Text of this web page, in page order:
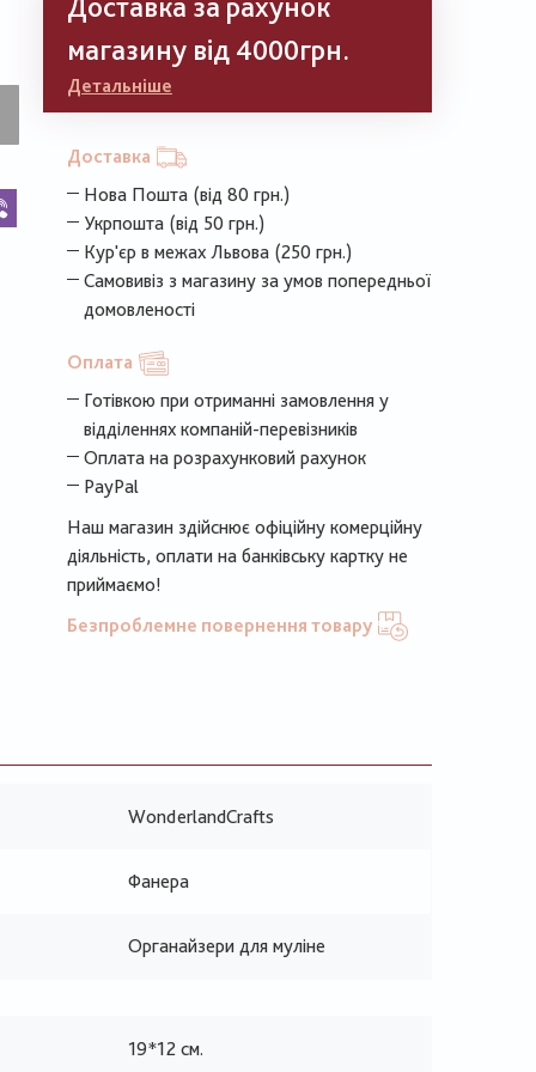
магазину від 4000грн.
Детальніше
Доставка
Нова Пошта (від 80 грн.)
Укрпошта (від 50 грн.)
Кур'єр в межах Львова (250 грн.)
Самовивіз з магазину за умов попередньої
домовленості
Оплата
Готівкою при отриманні замовлення у
відділеннях компаній-перевізників
Оплата на розрахунковий рахунок
PayPal
Наш магазин здійснює офіційну комерційну
діяльність, оплати на банківську картку не
приймаємо!
Безпроблемне повернення товару
WonderlandCrafts
Фанера
Органайзери для муліне
19*12 см.